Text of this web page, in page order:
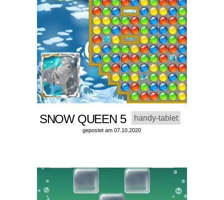
SNOW QUEEN 5 handy-tablet
gepostet am 07.10.2020